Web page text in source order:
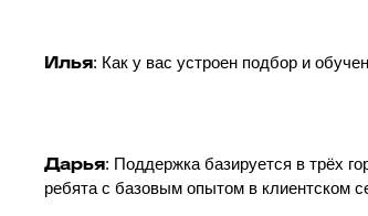
Илья: Как у вас устроен подбор и
Дарья: Поддержка базируется в трёх
ребята с базовым опытом в клиентском